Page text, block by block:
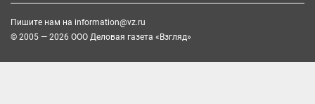
Пишите нам на information@vz.ru
© 2005 — 2026 ООО Деловая газета «Взгляд»